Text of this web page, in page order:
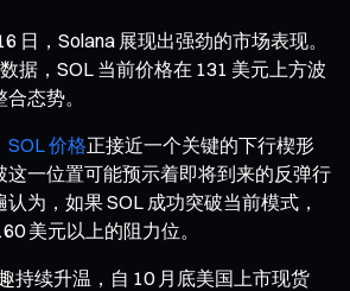
日，Solana 展现出强劲的市场表现。
据，SOL 当前价格在 131 美元上方波
态势。
SOL 价格正接近一个关键的下行楔形
这一位置可能预示着即将到来的反弹行
为，如果 SOL 成功突破当前模式，
美元以上的阻力位。
持续升温，自 10 月底美国上市现货